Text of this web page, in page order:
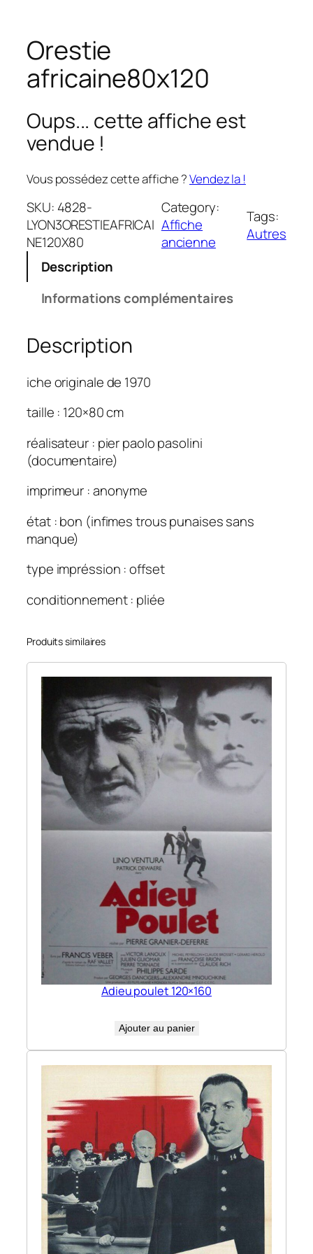
Orestie
africaine80x120
Oups... cette affiche est
vendue !
Vous possédez cette affiche ?Vendez la !
SKU: 4828-
LYON3ORESTIEAFRICAI
NE120X80
Category:
Affiche
ancienne
Tags:
Autres
Description
Informations complémentaires
Description
iche originale de 1970
taille : 120×80 cm
réalisateur : pier paolo pasolini
(documentaire)
imprimeur : anonyme
état : bon (infimes trous punaises sans
manque)
type impréssion : offset
conditionnement : pliée
Produits similaires
Adieu poulet 120×160
Ajouter au panier